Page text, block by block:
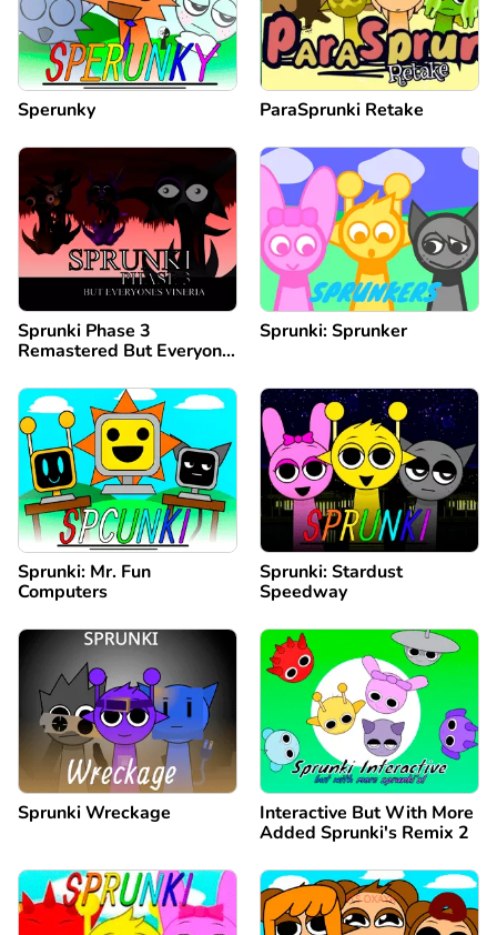
Sperunky ParaSprunki Retake
Sprunki Phase 3
Remastered But Everyone
Sprunki: Sprunker
Sprunki: Mr. Fun
Computers
Sprunki: Stardust
Speedway
Sprunki Wreckage
Interactive But With More
Added Sprunki's Remix 2